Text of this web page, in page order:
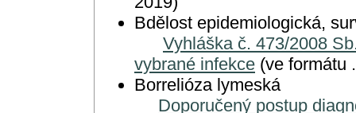
Bdělost epidemiologická,
Vyhláška č. 473/2008
vybrané infekce (ve formátu
Borrelióza lymeská
Doporučený postup